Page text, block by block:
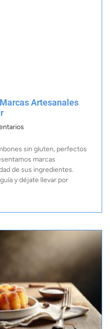
Artesanales
sin gluten, perfectos
marcas
de sus ingredientes.
y déjate llevar por